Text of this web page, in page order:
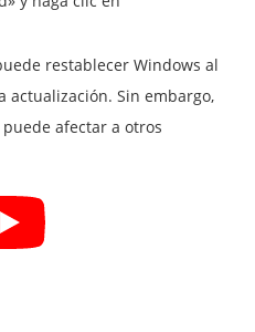
restablecer Windows al
Sin embargo,
afectar a otros